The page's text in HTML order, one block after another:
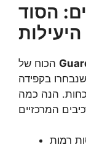
הסוד
בקפידה
הנה כמה
רמות